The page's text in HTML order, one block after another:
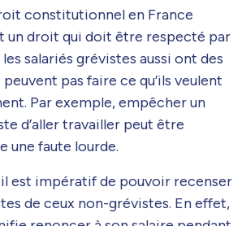
constitutionnel en France
un droit qui doit être respecté par
les salariés grévistes aussi ont des
pas faire ce qu’ils veulent
Par exemple, empêcher un
d’aller travailler peut être
une faute lourde.
il est impératif de pouvoir recenser
de ceux non-grévistes. En effet,